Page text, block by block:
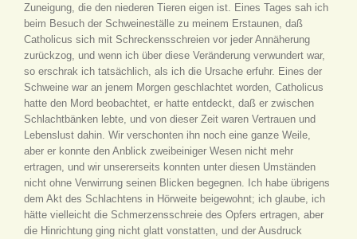
Zuneigung, die den niederen Tieren eigen ist. Eines Tages sah ich
beim Besuch der Schweineställe zu meinem Erstaunen, daß
Catholicus sich mit Schreckensschreien vor jeder Annäherung
zurückzog, und wenn ich über diese Veränderung verwundert war,
so erschrak ich tatsächlich, als ich die Ursache erfuhr. Eines der
Schweine war an jenem Morgen geschlachtet worden, Catholicus
hatte den Mord beobachtet, er hatte entdeckt, daß er zwischen
Schlachtbänken lebte, und von dieser Zeit waren Vertrauen und
Lebenslust dahin. Wir verschonten ihn noch eine ganze Weile,
aber er konnte den Anblick zweibeiniger Wesen nicht mehr
ertragen, und wir unsererseits konnten unter diesen Umständen
nicht ohne Verwirrung seinen Blicken begegnen. Ich habe übrigens
dem Akt des Schlachtens in Hörweite beigewohnt; ich glaube, ich
hätte vielleicht die Schmerzensschreie des Opfers ertragen, aber
die Hinrichtung ging nicht glatt vonstatten, und der Ausdruck